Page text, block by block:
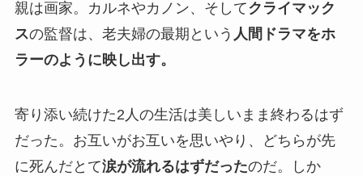
親は画家。カルネやカノン、そしてクライマック
スの監督は、老夫婦の最期という 人間ドラマをホ
ラーのように映し出す。
寄り添い続けた2人の生活は美しいまま終わるはず
だった。お互いがお互いを思いやり、どちらが先
に死んだとて涙が流れるはずだったのだ。しか